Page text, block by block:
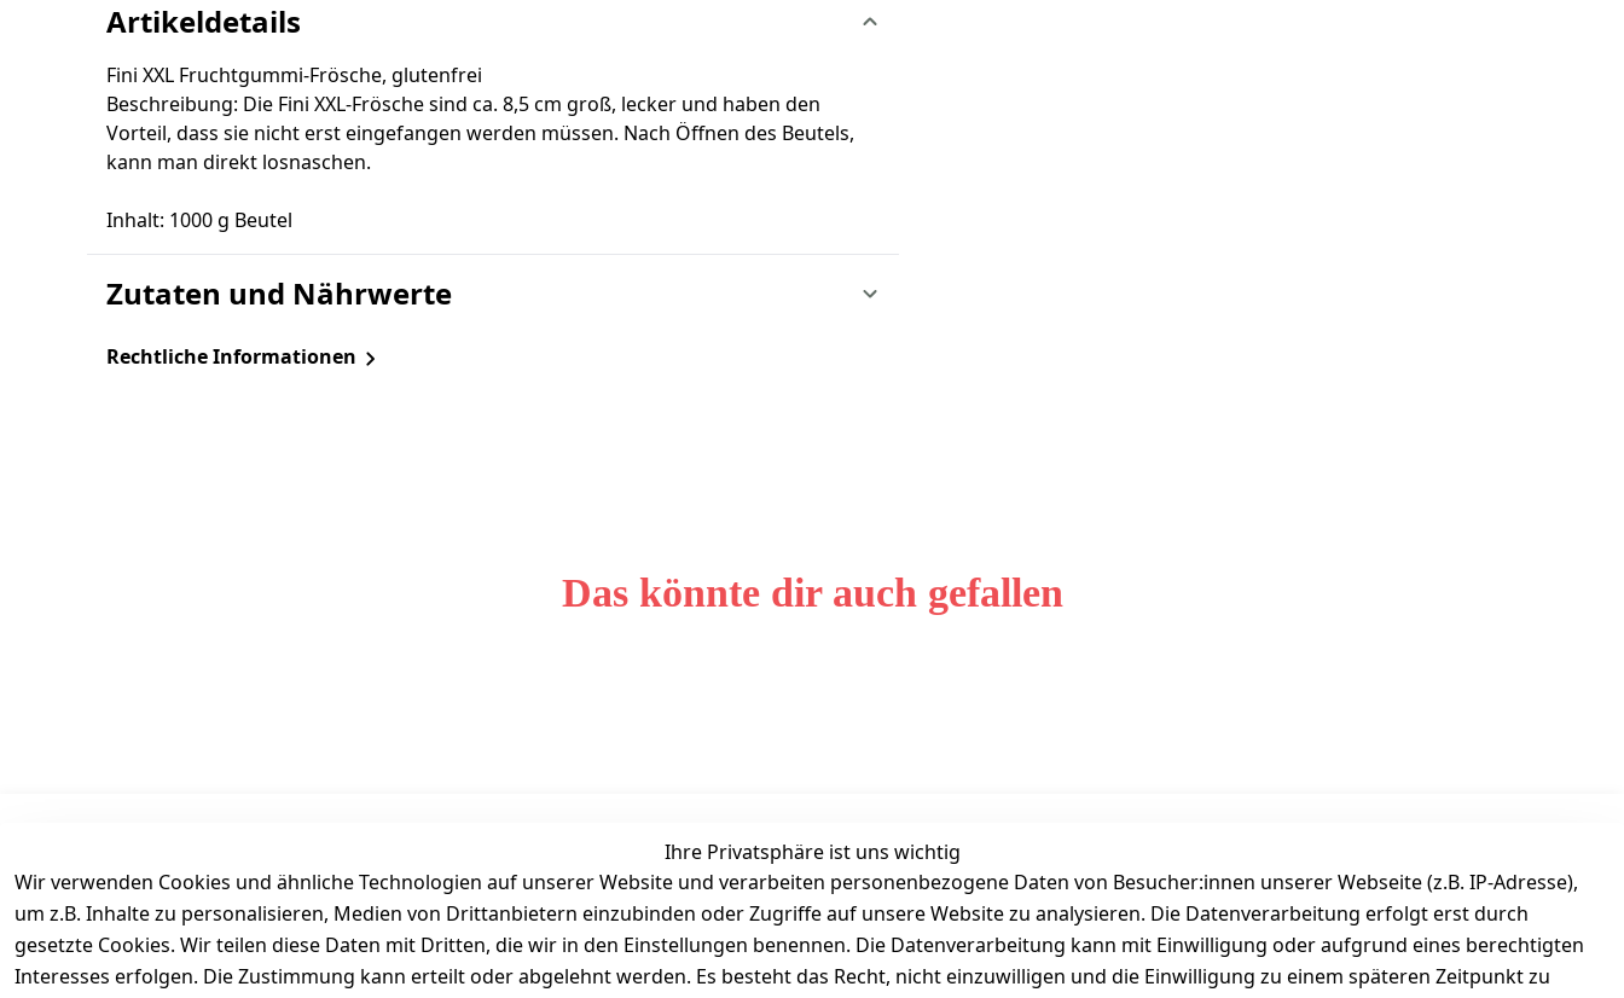
Artikeldetails
Fini XXL Fruchtgummi-Frösche, glutenfrei
Beschreibung: Die Fini XXL-Frösche sind ca. 8,5 cm groß, lecker und haben den
Vorteil, dass sie nicht erst eingefangen werden müssen. Nach Öffnen des Beutels,
kann man direkt losnaschen.
Inhalt: 1000 g Beutel
Zutaten und Nährwerte
Rechtliche Informationen
Das könnte dir auch gefallen
Ihre Privatsphäre ist uns wichtig
Wir verwenden Cookies und ähnliche Technologien auf unserer Website und verarbeiten personenbezogene Daten von Besucher:innen unserer Webseite (z.B. IP-Adresse),
um z.B. Inhalte zu personalisieren, Medien von Drittanbietern einzubinden oder Zugriffe auf unsere Website zu analysieren. Die Datenverarbeitung erfolgt erst durch
gesetzte Cookies. Wir teilen diese Daten mit Dritten, die wir in den Einstellungen benennen. Die Datenverarbeitung kann mit Einwilligung oder aufgrund eines berechtigten
Interesses erfolgen. Die Zustimmung kann erteilt oder abgelehnt werden. Es besteht das Recht, nicht einzuwilligen und die Einwilligung zu einem späteren Zeitpunkt zu
AGB
Datenschutz
Versand
Kasse
Login
Warenkorb
Unternehmen
Bewertung
Kontakt
Wir über uns